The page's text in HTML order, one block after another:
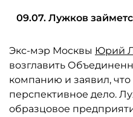
09.07. Лужков
Экс-мэр Москвы Юрий
возглавить
компанию и заявил,
перспективное дело.
образцовое